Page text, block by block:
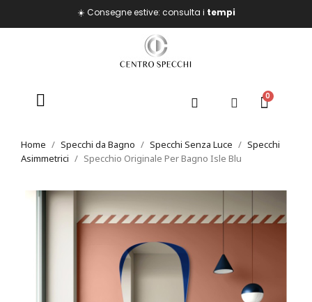
☀️ Consegne estive: consulta i tempi
Home Specchi da Bagno Specchi Senza Luce
Specchi
Asimmetrici
Specchio Originale Per Bagno Isle Blu